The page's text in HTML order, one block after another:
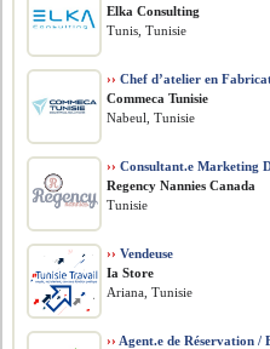
Elka Consulting
Tunis, Tunisie
›› Chef d’atelier en
Commeca Tunisie
Nabeul, Tunisie
›› Consultant.e Marketing
Regency Nannies Canada
Tunisie
›› Vendeuse
Ia Store
Ariana, Tunisie
›› Agent.e de Réservation /